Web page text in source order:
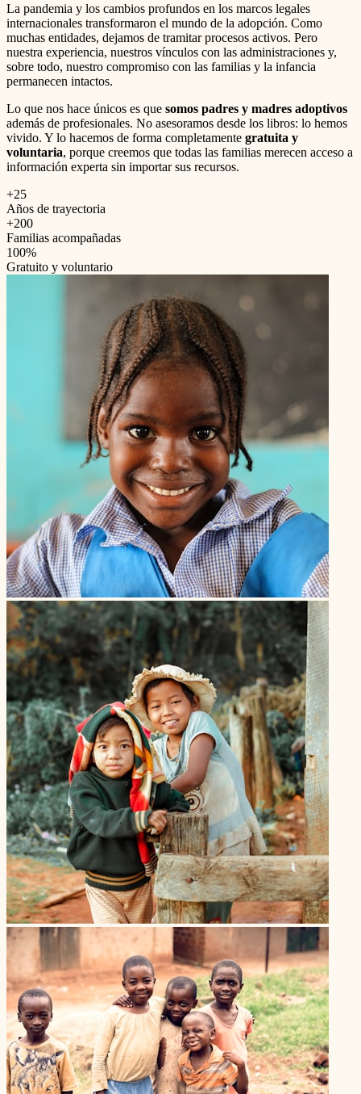
La pandemia y los cambios profundos en los marcos legales
internacionales transformaron el mundo de la adopción. Como
muchas entidades, dejamos de tramitar procesos activos. Pero
nuestra experiencia, nuestros vínculos con las administraciones y,
sobre todo, nuestro compromiso con las familias y la infancia
permanecen intactos.
Lo que nos hace únicos es que somos padres y madres adoptivos
además de profesionales. No asesoramos desde los libros: lo hemos
vivido. Y lo hacemos de forma completamente gratuita y
voluntaria, porque creemos que todas las familias merecen acceso a
información experta sin importar sus recursos.
+25
Años de trayectoria
+200
Familias acompañadas
100%
Gratuito y voluntario